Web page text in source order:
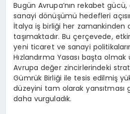
Bugün Avrupa’nın rekabet
sanayi dönüşümü hedefleri
İtalya iş birliği her zamankinden
taşımaktadır. Bu çerçevede,
yeni ticaret ve sanayi
Hızlandırma Yasası başta olmak
Avrupa değer zincirlerindeki
Gümrük Birliği ile tesis edilmiş
düzeyini tam olarak yansıtması
daha vurguladık.